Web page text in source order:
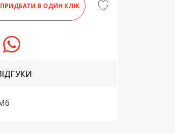
ПРИДБАТИ В ОДИН КЛІК